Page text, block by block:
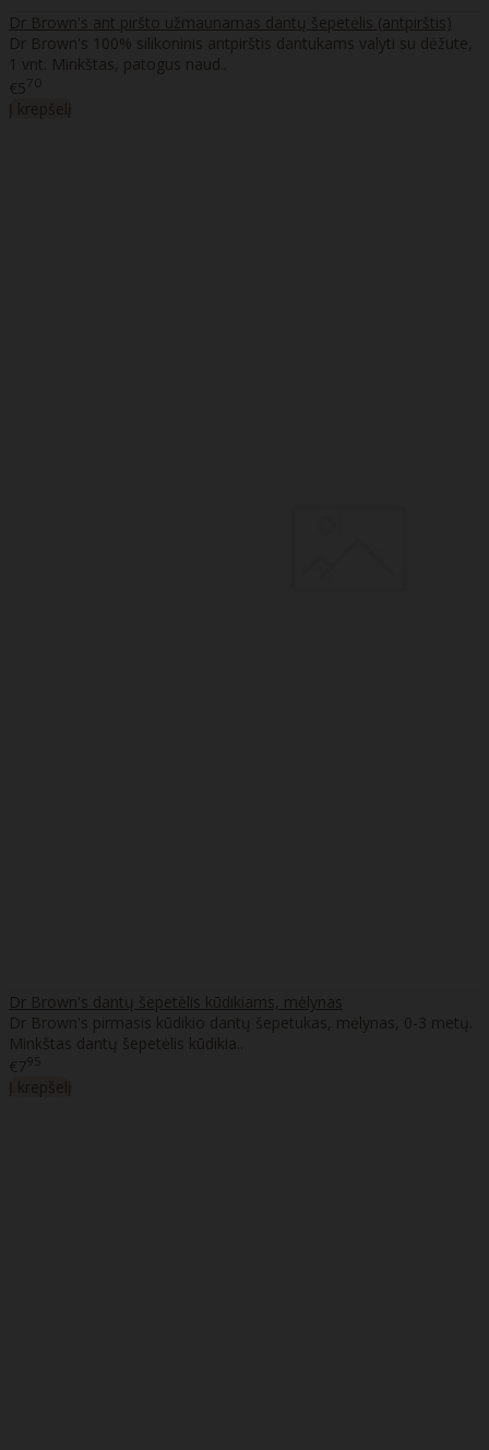
Dr Brown's ant piršto užmaunamas dantų šepetėlis (antpirštis)
Dr Brown's 100% silikoninis antpirštis dantukams valyti su dėžute,
1 vnt. Minkštas, patogus naud..
€5 70
Dr Brown's dantų šepetėlis kūdikiams, mėlynas
Dr Brown's pirmasis kūdikio dantų šepetukas, mėlynas, 0-3 metų.
Minkštas dantų šepetėlis kūdikia..
€795